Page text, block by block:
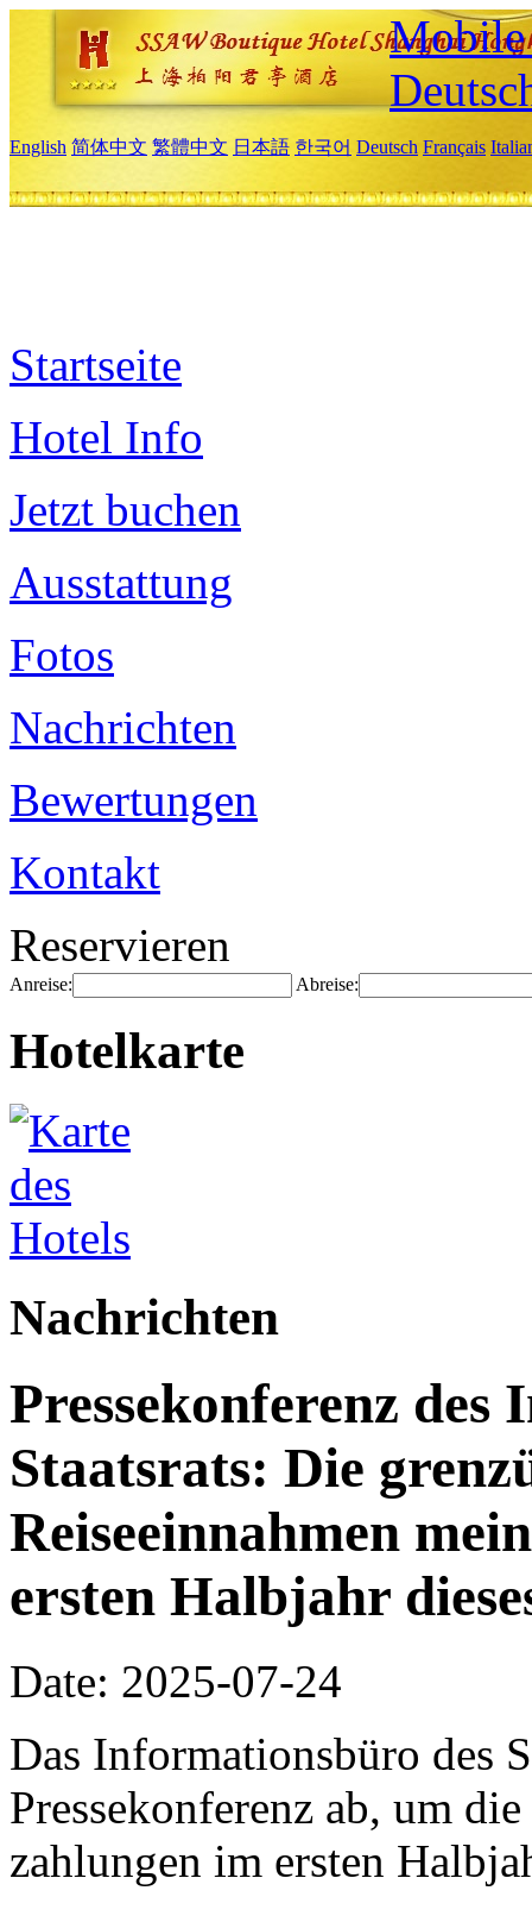
Mobile
English 简体中文 繁體中文 日本語 한국어 Deutsch Français
Startseite
Hotel Info
Jetzt buchen
Ausstattung
Fotos
Nachrichten
Bewertungen
Kontakt
Reservieren
Anreise: Abreise:
Hotelkarte
Nachrichten
Pressekonferenz des
Staatsrats: Die
Reiseeinnahmen
ersten Halbjahr
Date: 2025-07-24
Das Informationsbüro des
Pressekonferenz ab, um
zahlungen im ersten